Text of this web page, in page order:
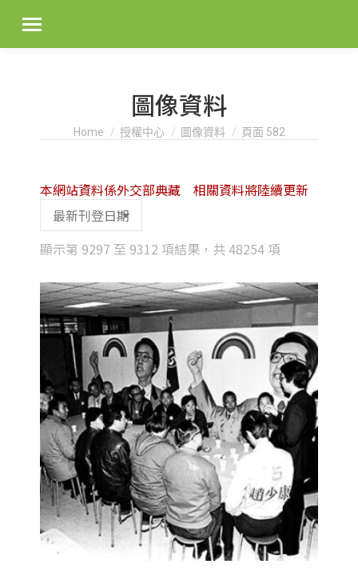
圖像資料
You are here:
Home 授權中心 圖像資料 頁面 582
顯示第 9297 至 9312 項結果，共 48254 項
latest
本網站資料係外交部典藏 相關資料將陸續更新